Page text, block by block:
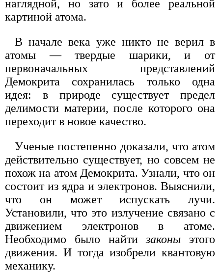
наглядной, но зато и более реальной
картиной атома.
В начале века уже никто не верил в
атомы — твердые шарики, и от
первоначальных представлений
Демокрита сохранилась только одна
идея: в природе существует предел
делимости материи, после которого она
переходит в новое качество.
Ученые постепенно доказали, что атом
действительно существует, но совсем не
похож на атом Демокрита. Узнали, что он
состоит из ядра и электронов. Выяснили,
что он может испускать лучи.
Установили, что это излучение связано с
движением электронов в атоме.
Необходимо было найтизаконы этого
движения. И тогда изобрели квантовую
механику.